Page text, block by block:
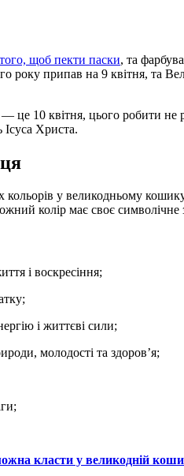
щоб пекти паски, та
припав на 9 квітня, та
10 квітня, цього робити не
Ісуса Христа.
кольорів у великодньому
колір має своє символічне
і воскресіння;
і життєві сили;
молодості та здоров’я;
класти у великодній